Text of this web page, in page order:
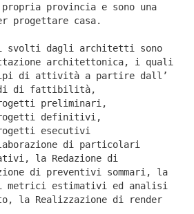
provincia e sono una
progettare casa.
dagli architetti sono
architettonica, i quali
di attività a partire dall’
di fattibilità,
preliminari,
definitivi,
esecutivi
di particolari
la Redazione di
di preventivi sommari, la
metrici estimativi ed analisi
la Realizzazione di render